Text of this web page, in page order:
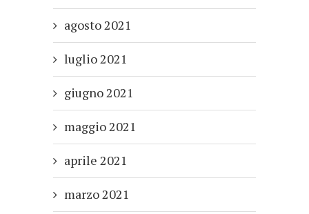
agosto 2021
luglio 2021
giugno 2021
maggio 2021
aprile 2021
marzo 2021